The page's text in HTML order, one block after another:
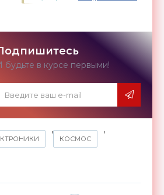
будьте в курсе первыми!
,
КОСМОС
,